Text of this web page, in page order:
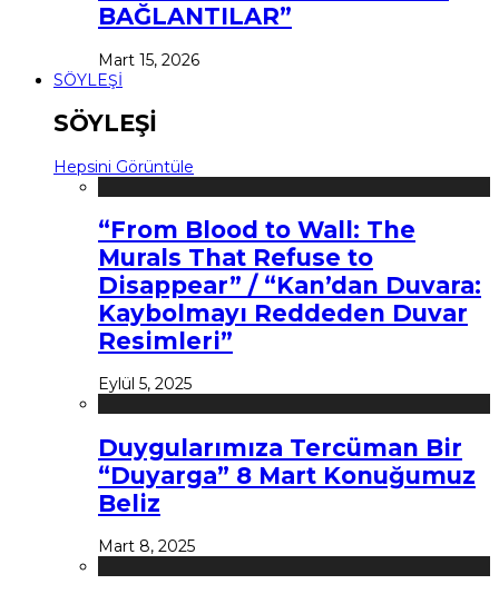
BAĞLANTILAR”
Mart 15, 2026
SÖYLEŞİ
SÖYLEŞİ
Hepsini Görüntüle
“From Blood to Wall: The
Murals That Refuse to
Disappear” / “Kan’dan Duvara:
Kaybolmayı Reddeden Duvar
Resimleri”
Eylül 5, 2025
Duygularımıza Tercüman Bir
“Duyarga” 8 Mart Konuğumuz
Beliz
Mart 8, 2025